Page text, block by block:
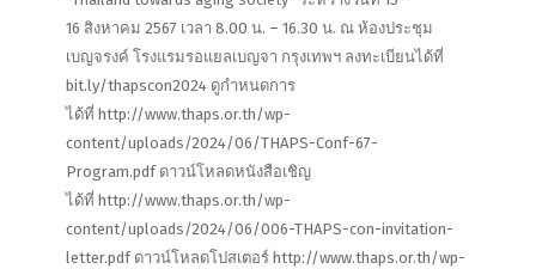
16 สิงหาคม 2567 เวลา 8.00 น. – 16.30 น. ณ ห้องประชุม
เบญจรงค์ โรงแรมรอแยลเบญจา กรุงเทพฯ ลงทะเบียนได้ที่
bit.ly/thapscon2024 ดูกำหนดการ
ได้ที่ http://www.thaps.or.th/wp-
content/uploads/2024/06/THAPS-Conf-67-
Program.pdf ดาวน์โหลดหนังสือเชิญ
ได้ที่ http://www.thaps.or.th/wp-
content/uploads/2024/06/006-THAPS-con-invitation-
letter.pdf ดาวน์โหลดโปสเตอร์ http://www.thaps.or.th/wp-